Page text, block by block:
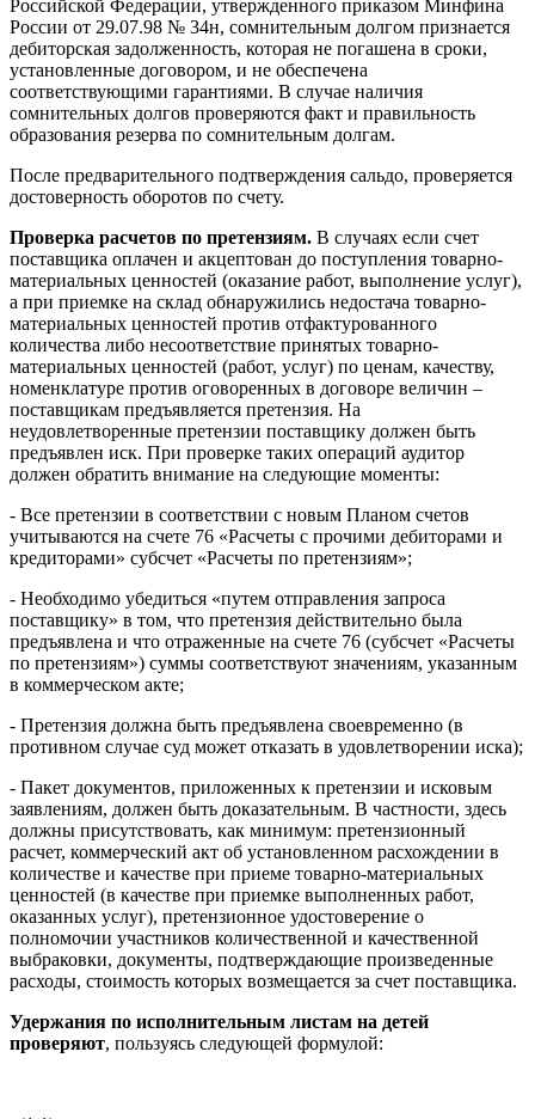
Российской Федерации, утвержденного приказом Минфина
России от 29.07.98 № 34н, сомнительным долгом признается
дебиторская задолженность, которая не погашена в сроки,
установленные договором, и не обеспечена
соответствующими гарантиями. В случае наличия
сомнительных долгов проверяются факт и правильность
образования резерва по сомнительным долгам.
После предварительного подтверждения сальдо, проверяется
достоверность оборотов по счету.
Проверка расчетов по претензиям. В случаях если счет
поставщика оплачен и акцептован до поступления товарно-
материальных ценностей (оказание работ, выполнение услуг),
а при приемке на склад обнаружились недостача товарно-
материальных ценностей против отфактурованного
количества либо несоответствие принятых товарно-
материальных ценностей (работ, услуг) по ценам, качеству,
номенклатуре против оговоренных в договоре величин –
поставщикам предъявляется претензия. На
неудовлетворенные претензии поставщику должен быть
предъявлен иск. При проверке таких операций аудитор
должен обратить внимание на следующие моменты:
- Все претензии в соответствии с новым Планом счетов
учитываются на счете 76 «Расчеты с прочими дебиторами и
кредиторами» субсчет «Расчеты по претензиям»;
- Необходимо убедиться «путем отправления запроса
поставщику» в том, что претензия действительно была
предъявлена и что отраженные на счете 76 (субсчет «Расчеты
по претензиям») суммы соответствуют значениям, указанным
в коммерческом акте;
- Претензия должна быть предъявлена своевременно (в
противном случае суд может отказать в удовлетворении иска);
- Пакет документов, приложенных к претензии и исковым
заявлениям, должен быть доказательным. В частности, здесь
должны присутствовать, как минимум: претензионный
расчет, коммерческий акт об установленном расхождении в
количестве и качестве при приеме товарно-материальных
ценностей (в качестве при приемке выполненных работ,
оказанных услуг), претензионное удостоверение о
полномочии участников количественной и качественной
выбраковки, документы, подтверждающие произведенные
расходы, стоимость которых возмещается за счет поставщика.
Удержания по исполнительным листам на детей
проверяют, пользуясь следующей формулой: